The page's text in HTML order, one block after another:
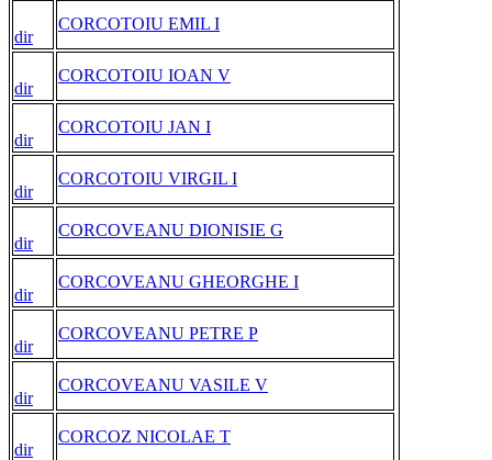
dir
CORCOTOIU EMIL I
dir
CORCOTOIU IOAN V
dir
CORCOTOIU JAN I
dir
CORCOTOIU VIRGIL I
dir
CORCOVEANU DIONISIE G
dir
CORCOVEANU GHEORGHE I
dir
CORCOVEANU PETRE P
dir
CORCOVEANU VASILE V
dir
CORCOZ NICOLAE T